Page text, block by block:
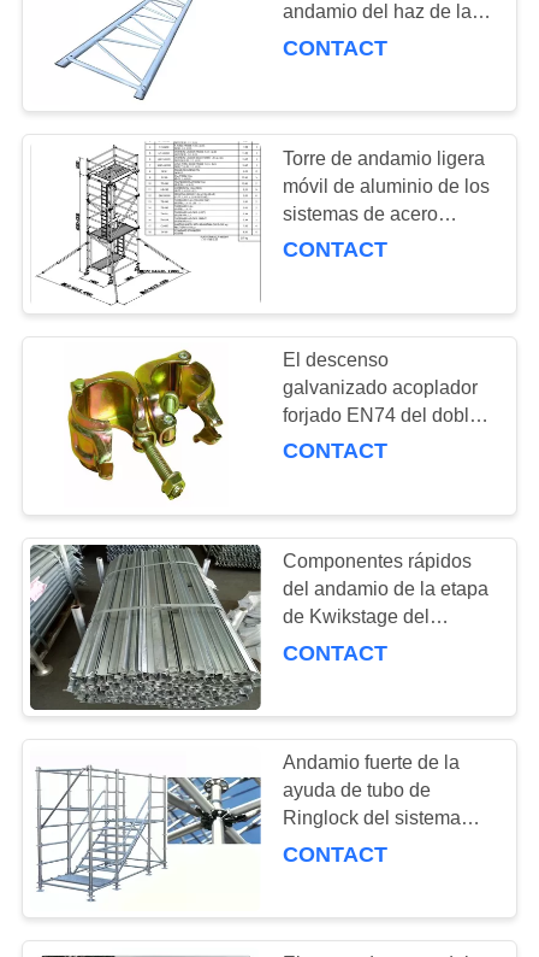
PRIVACY
POLICY
andamio del haz de la
escalera del andamio de
CONTACT
Torre de andamio ligera
móvil de aluminio de los
sistemas de acero
estables del andamio
CONTACT
El descenso
galvanizado acoplador
forjado EN74 del doble
del andamio del
CONTACT
Componentes rápidos
del andamio de la etapa
de Kwikstage del
sistema modular del
CONTACT
Andamio fuerte de la
ayuda de tubo de
Ringlock del sistema
vertical del andamio
CONTACT